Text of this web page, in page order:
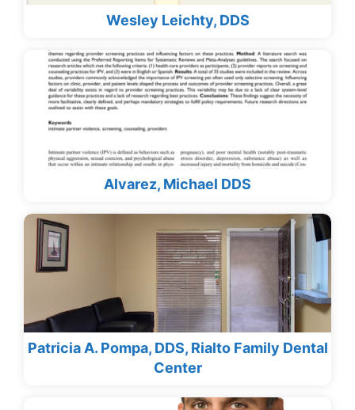
Wesley Leichty, DDS
Alvarez, Michael DDS
Patricia A. Pompa, DDS, Rialto Family Dental
Center